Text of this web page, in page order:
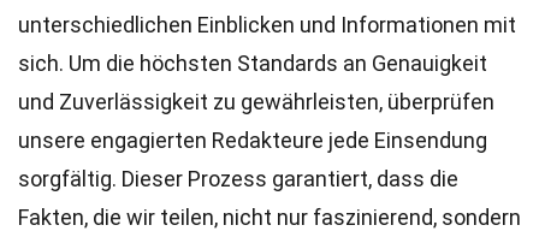
unterschiedlichen Einblicken und Informationen mit
sich. Um die höchsten Standards an Genauigkeit
und Zuverlässigkeit zu gewährleisten, überprüfen
unsere engagierten Redakteure jede Einsendung
sorgfältig. Dieser Prozess garantiert, dass die
Fakten, die wir teilen, nicht nur faszinierend, sondern